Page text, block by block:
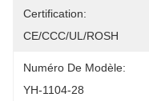
Certification:
CE/CCC/UL/ROSH
Numéro De Modèle:
YH-1104-28